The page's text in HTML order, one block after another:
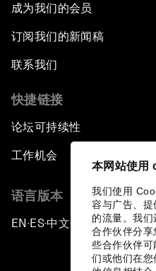
本网站使用
我们使用
容与广告、提
的流量。我
合作伙伴分
些合作伙伴
们或他们在
成为我们的会员
订阅我们的新闻稿
联系我们
快捷链接
论坛可持续性
工作机会
语言版本
EN ▪ES▪中文▪ 日本語